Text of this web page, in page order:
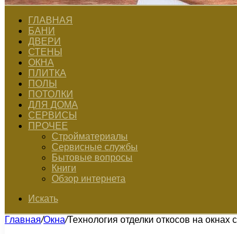
ГЛАВНАЯ
БАНИ
ДВЕРИ
СТЕНЫ
ОКНА
ПЛИТКА
ПОЛЫ
ПОТОЛКИ
ДЛЯ ДОМА
СЕРВИСЫ
ПРОЧЕЕ
Стройматериалы
Сервисные службы
Бытовые вопросы
Книги
Обзор интернета
Искать
Главная/Окна/Технология отделки откосов на окнах